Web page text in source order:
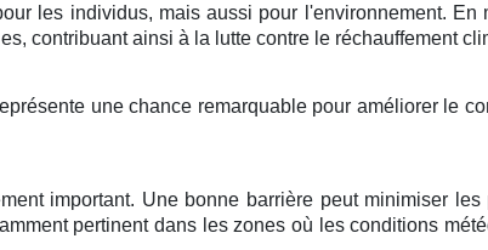
les individus, mais aussi pour l'environnement. En
, contribuant ainsi à la lutte contre le réchauffement
une chance remarquablepour améliorerle
important. Une bonne barrièrepeut minimiser les
pertinentdans leszones où lesconditions